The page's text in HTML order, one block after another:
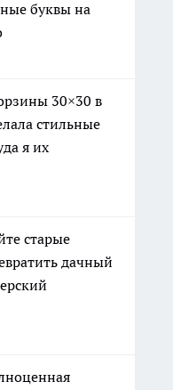
буквы на
30×30 в
стильные
я их
старые
дачный